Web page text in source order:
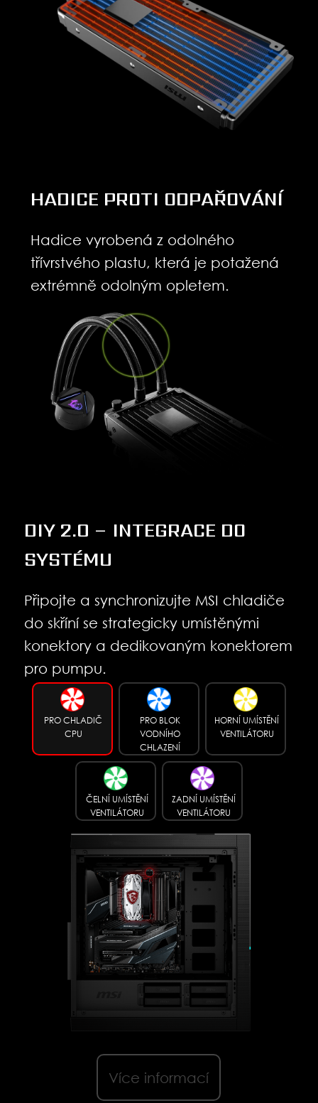
HADICE PROTI ODPAŘOVÁNÍ
Hadice vyrobená z odolného
třívrstvého plastu, která je potažená
extrémně odolným opletem.
DIY 2.0 – INTEGRACE DO
SYSTÉMU
Připojte a synchronizujte MSI chladiče
do skříní se strategicky umístěnými
konektory a dedikovaným konektorem
pro pumpu.
PRO CHLADIČ
CPU
PRO BLOK
VODNÍHO
CHLAZENÍ
HORNÍ UMÍSTĚNÍ
VENTILÁTORU
ČELNÍ UMÍSTĚNÍ
VENTILÁTORU
ZADNÍ UMÍSTĚNÍ
VENTILÁTORU
Více informací